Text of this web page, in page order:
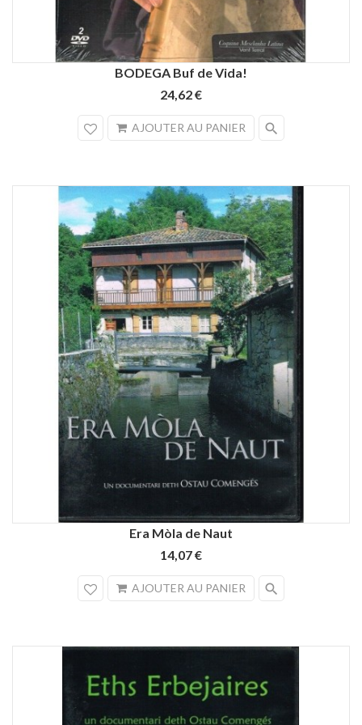
BODEGA Buf de Vida!
24,62 €
AJOUTER AU PANIER search
Era Mòla de Naut
14,07 €
AJOUTER AU PANIER search